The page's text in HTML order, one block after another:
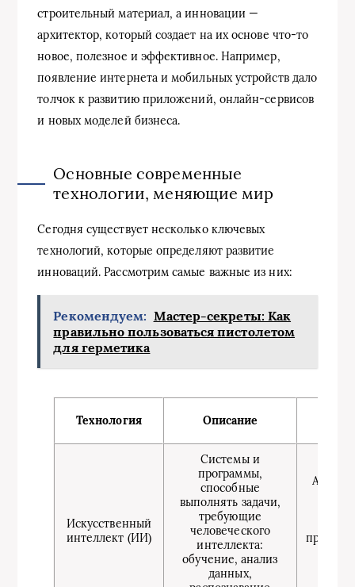
строительный материал, а инновации —
архитектор, который создает на их основе что-то
новое, полезное и эффективное. Например,
появление интернета и мобильных устройств дало
толчок к развитию приложений, онлайн-сервисов
и новых моделей бизнеса.
Основные современные
технологии, меняющие мир
Сегодня существует несколько ключевых
технологий, которые определяют развитие
инноваций. Рассмотрим самые важные из них:
Рекомендуем: Мастер-секреты: Как
правильно пользоваться пистолетом
для герметика
Технология Описание
Искусственный
интеллект (ИИ)
Системы и
программы,
способные
выполнять задачи,
требующие
человеческого
интеллекта:
обучение, анализ
данных,